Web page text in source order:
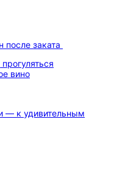
после заката
вино